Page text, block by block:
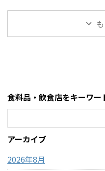
ださい。
https://hubmedia.co.jp/costc
コのMOFUSANDモフサンド大
きなぬいぐるみ3種類を徹底解
大きなぬいぐるみ。この記事
では、コストコで販売されて
種類、価格、魅力、どんな人
におすすめなのかを、表やリ
く整理しました。購入前 ...
食料品・飲食店をキーワー
アーカイブ
2026年8月